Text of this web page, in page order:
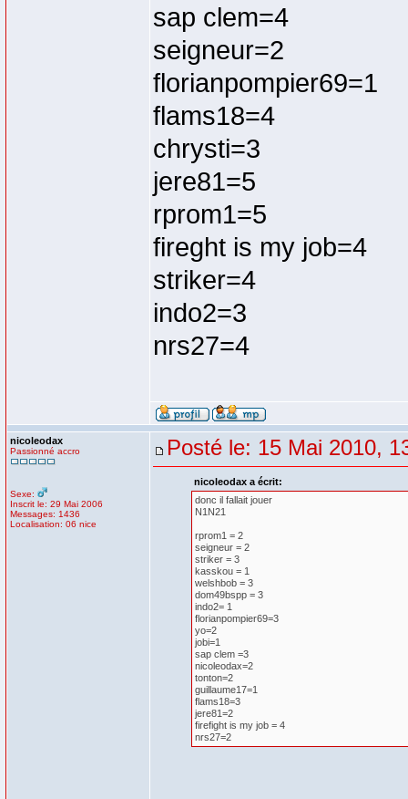
sap clem=4
seigneur=2
florianpompier69=1
flams18=4
chrysti=3
jere81=5
rprom1=5
fireght is my job=4
striker=4
indo2=3
nrs27=4
nicoleodax
Passionné accro
Sexe:
Inscrit le: 29 Mai 2006
Messages: 1436
Localisation: 06 nice
Posté le: 15 Mai 2010,
nicoleodax a écrit:
donc il fallait jouer
N1N21
rprom1 = 2
seigneur = 2
striker = 3
kasskou = 1
welshbob = 3
dom49bspp = 3
indo2= 1
florianpompier69=3
yo=2
jobi=1
sap clem =3
nicoleodax=2
tonton=2
guillaume17=1
flams18=3
jere81=2
firefight is my job = 4
nrs27=2